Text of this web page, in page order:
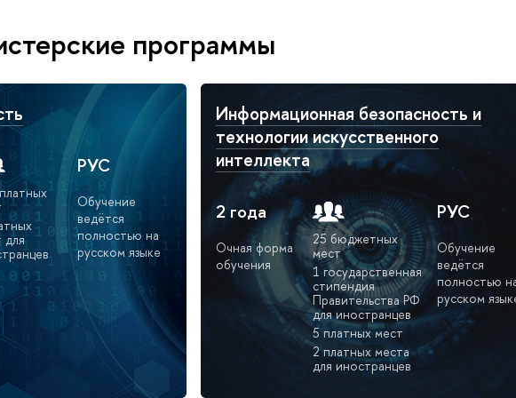
программы
для
РУС
Обучение
ведётся
полностью на
русском языке
Информационная безопасность и
технологии искусственного
интеллекта
2 года
Очная форма
обучения
25 бюджетных
мест
1 государственная
стипендия
Правительства РФ
для иностранцев
5 платных мест
2 платных места
для иностранцев
РУС
Обучение
ведётся
полностью
русском